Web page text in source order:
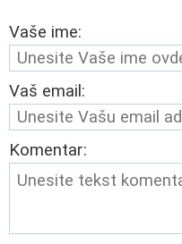
Vaše ime:
Vaš email:
Komentar: